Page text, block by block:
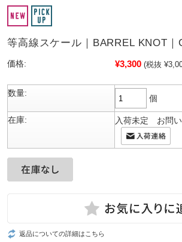
等高線スケール｜BARREL KNOT｜
価格: ¥3,300 (税抜
数量:
個
在庫: 入荷未定 お問
返品についての詳細はこちら